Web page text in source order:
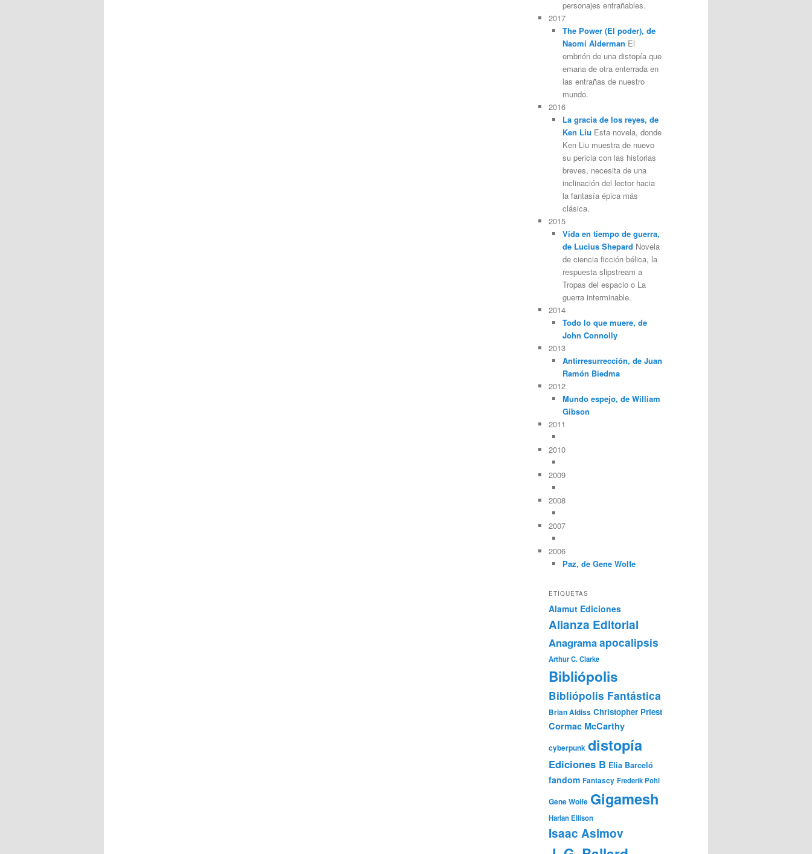
personajes entrañables.
2017
The Power (El poder), de
Naomi Alderman El
embrión de una distopía que
emana de otra enterrada en
las entrañas de nuestro
mundo.
2016
La gracia de los reyes, de
Ken Liu Esta novela, donde
Ken Liu muestra de nuevo
su pericia con las historias
breves, necesita de una
inclinación del lector hacia
la fantasía épica más
clásica.
2015
Vida en tiempo de guerra,
de Lucius Shepard Novela
de ciencia ficción bélica, la
respuesta slipstream a
Tropas del espacio o La
guerra interminable.
2014
Todo lo que muere, de
John Connolly
2013
Antirresurrección, de Juan
Ramón Biedma
2012
Mundo espejo, de William
Gibson
2011
2010
2009
2008
2007
2006
Paz, de Gene Wolfe
ETIQUETAS
Alamut Ediciones
Alianza Editorial
Anagramaapocalipsis
Arthur C. Clarke
Bibliópolis
Bibliópolis Fantástica
Brian Aldiss Christopher Priest
Cormac McCarthy
cyberpunk distopía
Ediciones B Elia Barceló
fandom Fantascy Frederik Pohl
Gene Wolfe Gigamesh
Harlan Ellison
Isaac Asimov